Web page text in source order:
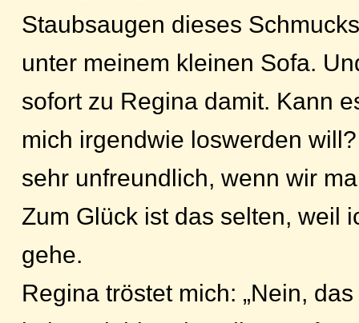
Staubsaugen dieses
unter meinem kleinen Sofa.
sofort zu Regina damit. Kann
mich irgendwie loswerden
sehr unfreundlich, wenn wir
Zum Glück ist das selten, weil
gehe.
Regina tröstet mich: „Nein,